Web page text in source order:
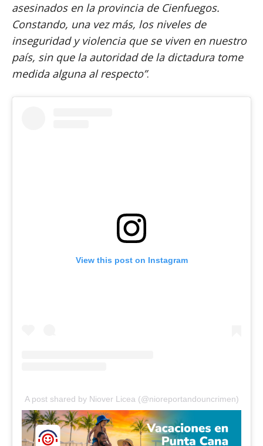
asesinados en la provincia de Cienfuegos.
Constando, una vez más, los niveles de
inseguridad y violencia que se viven en nuestro
país, sin que la autoridad de la dictadura tome
medida alguna al respecto”.
View this post on Instagram
A post shared by Niover Licea (@nioreportandouncrimen)